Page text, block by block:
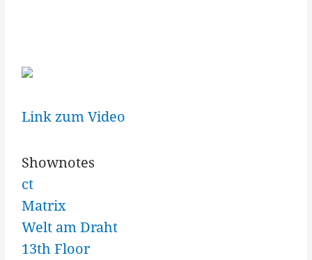
Link zum Video
Shownotes
ct
Matrix
Welt am Draht
13th Floor